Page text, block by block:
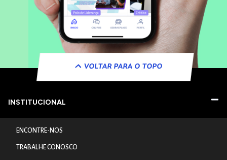
VOLTAR PARA O TOPO
INSTITUCIONAL
ENCONTRE-NOS
TRABALHE CONOSCO